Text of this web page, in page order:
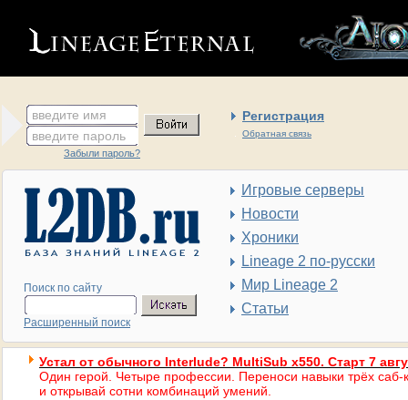
введите имя Регистрация
Обратная связь
введите пароль
Забыли пароль?
Поиск по сайту
Расширенный поиск
Игровые серверы
Новости
Хроники
Lineage 2 по-русски
Мир Lineage 2
Статьи
Устал от обычного Interlude? MultiSub x550. Старт 7
Один герой. Четыре профессии. Переноси навыки трёх саб-
и открывай сотни комбинаций умений.